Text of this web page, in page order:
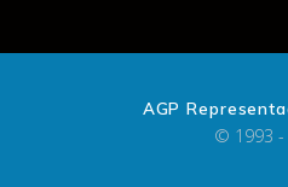
AGP
© 1993 -